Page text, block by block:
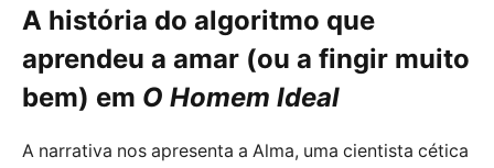
A história do algoritmo que
aprendeu a amar (ou a fingir muito
bem) em O Homem Ideal
A narrativa nos apresenta a Alma, uma cientista cética